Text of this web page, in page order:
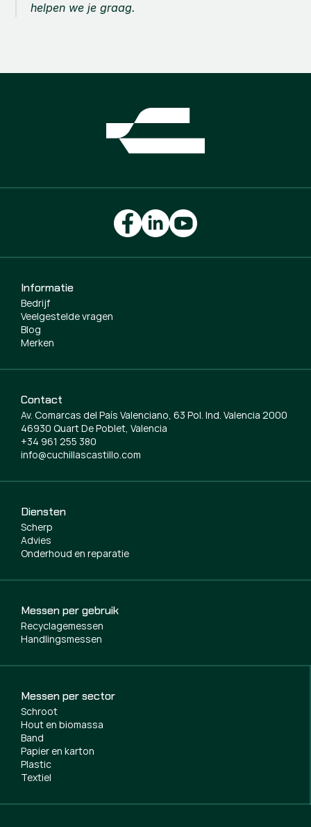
helpen we je graag.
Diensten
Scherp
Advies
Onderhoud en reparatie
Messen per gebruik
Recyclagemessen
Handlingsmessen
Messen per sector
Schroot
Hout en biomassa
Band
Papier en karton
Plastic
Textiel
Informatie
Bedrijf
Veelgestelde vragen
Blog
Merken
Contact
Av. Comarcas del País Valenciano, 63 Pol. Ind. Valencia 2000
46930 Quart De Poblet, Valencia
+34 961 255 380
info@cuchillascastillo.com